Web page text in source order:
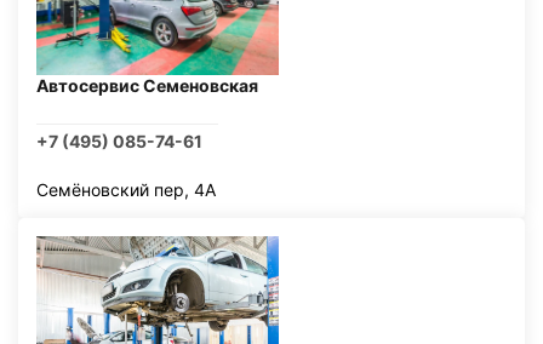
Автосервис Семеновская
+7 (495) 085-74-61
Семёновский пер, 4А